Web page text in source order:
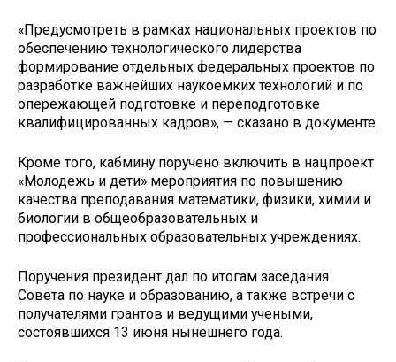
«Предусмотреть в рамках национальных проектов по
обеспечению технологического лидерства
формирование отдельных федеральных проектов по
разработке важнейших наукоемких технологий и по
опережающей подготовке и переподготовке
квалифицированных кадров», — сказано в документе.
Кроме того, кабмину поручено включить в нацпроект
«Молодежь и дети» мероприятия по повышению
качества преподавания математики, физики, химии и
биологии в общеобразовательных и
профессиональных образовательных учреждениях.
Поручения президент дал по итогам заседания
Совета по науке и образованию, а также встречи с
получателями грантов и ведущими учеными,
состоявшихся 13 июня нынешнего года.